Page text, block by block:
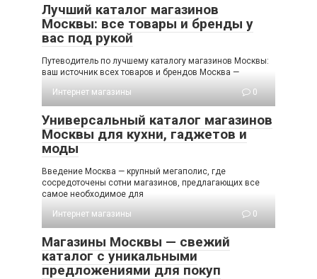
Лучший каталог магазинов
Москвы: все товары и бренды у
вас под рукой
Путеводитель по лучшему каталогу магазинов Москвы:
ваш источник всех товаров и брендов Москва —
Интернет магазины
0
Универсальный каталог магазинов
Москвы для кухни, гаджетов и
моды
Введение Москва — крупный мегаполис, где
сосредоточены сотни магазинов, предлагающих все
самое необходимое для
Интернет магазины
0
Магазины Москвы — свежий
каталог с уникальными
предложениями для покуп